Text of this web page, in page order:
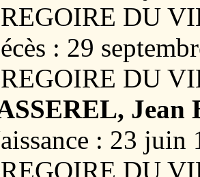
DU
: 29
DU
Jean
: 23 juin
DU